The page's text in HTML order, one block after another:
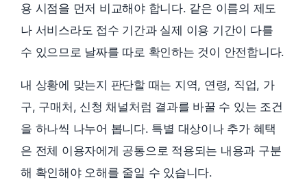
용 시점을 먼저 비교해야 합니다. 같은 이름의 제도
나 서비스라도 접수 기간과 실제 이용 기간이 다를
수 있으므로 날짜를 따로 확인하는 것이 안전합니다.
내 상황에 맞는지 판단할 때는 지역, 연령, 직업, 가
구, 구매처, 신청 채널처럼 결과를 바꿀 수 있는 조건
을 하나씩 나누어 봅니다. 특별 대상이나 추가 혜택
은 전체 이용자에게 공통으로 적용되는 내용과 구분
해 확인해야 오해를 줄일 수 있습니다.